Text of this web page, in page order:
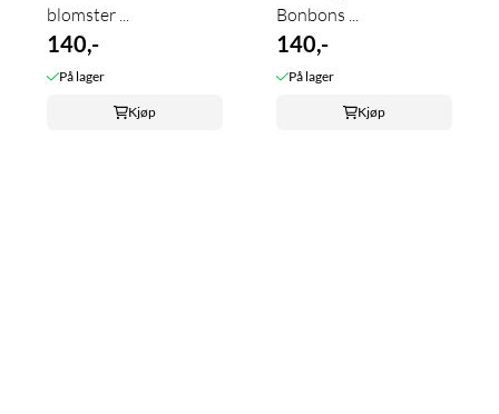
blomster ...
140,-
På lager
Kjøp
Bonbons ...
140,-
På lager
Kjøp